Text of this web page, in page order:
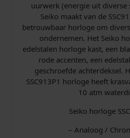
j
s
w
a
s
:
n
o
g
r
a
a
f
H
l
uurwerk (energie uit diverse
Seiko maakt van de
betrouwbaar horloge om
ondernemen. Het Seiko
edelstalen horloge kast, een
rode accenten, een
geschroefde achterdeksel.
SSC913P1 horloge heeft
10 atm
Seiko horloge
– Analoog /